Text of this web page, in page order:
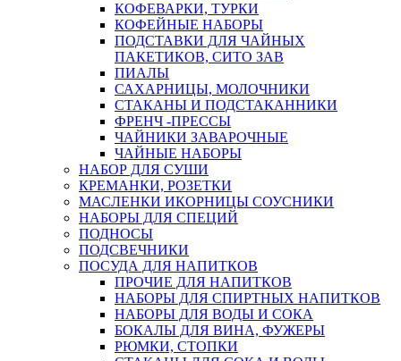
КОФЕВАРКИ, ТУРКИ
КОФЕЙНЫЕ НАБОРЫ
ПОДСТАВКИ ДЛЯ ЧАЙНЫХ
ПАКЕТИКОВ, СИТО ЗАВ
ПИАЛЫ
САХАРНИЦЫ, МОЛОЧНИКИ
СТАКАНЫ И ПОДСТАКАННИКИ
ФРЕНЧ -ПРЕССЫ
ЧАЙНИКИ ЗАВАРОЧНЫЕ
ЧАЙНЫЕ НАБОРЫ
НАБОР ДЛЯ СУШИ
КРЕМАНКИ, РОЗЕТКИ
МАСЛЕНКИ ИКОРНИЦЫ СОУСНИКИ
НАБОРЫ ДЛЯ СПЕЦИЙ
ПОДНОСЫ
ПОДСВЕЧНИКИ
ПОСУДА ДЛЯ НАПИТКОВ
ПРОЧИЕ ДЛЯ НАПИТКОВ
НАБОРЫ ДЛЯ СПИРТНЫХ НАПИТКОВ
НАБОРЫ ДЛЯ ВОДЫ И СОКА
БОКАЛЫ ДЛЯ ВИНА, ФУЖЕРЫ
РЮМКИ, СТОПКИ